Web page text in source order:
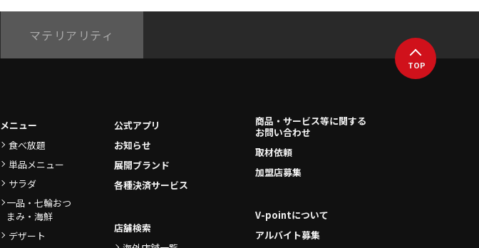
マテリアリティ
TOP
メニュー
食べ放題
単品メニュー
サラダ
一品・七輪おつ
まみ・海鮮
デザート
公式アプリ
お知らせ
展開ブランド
各種決済サービス
店舗検索
商品・サービス等に関する
お問い合わせ
取材依頼
加盟店募集
V-pointについて
アルバイト募集